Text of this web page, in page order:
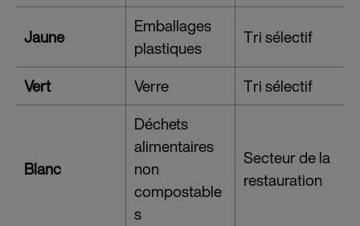
Jaune
Emballages
plastiques
Tri sélectif
Vert Verre Tri sélectif
Blanc
Déchets
alimentaires
non
compostable
s
Secteur de la
restauration